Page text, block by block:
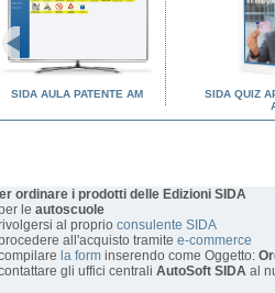
SIDA AULA PATENTE AM
SIDA QUIZ
ordinare i prodotti delle Edizioni SIDA
le autoscuole
al proprio consulente SIDA
all'acquisto tramite e-commerce
la form inserendo come Oggetto:
gli uffici centrali AutoSoft SIDA al